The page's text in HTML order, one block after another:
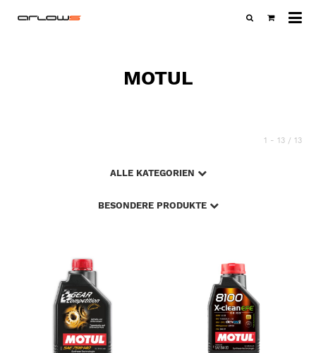
MOTUL
1 - 13 / 13
ALLE KATEGORIEN
BESONDERE PRODUKTE